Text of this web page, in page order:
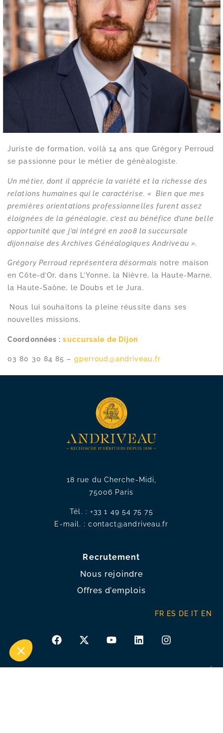
Juriste de formation, voilà 14 ans que Grégory Perroud
se passionne pour le métier de généalogiste.
Un métier, dont il apprécie la variété et la richesse des
relations humaines qui le caractérise. « Bien que mes
premières orientations professionnelles furent assez
éloignées de la généalogie, c’est au bénéfice d’une belle
opportunité que j’ai intégré en 2008 la succursale
dijonnaise des Archives Généalogiques Andriveau ».
Grégory Perroud représentera désormais notre maison
en Côte-d’Or, dans L’Yonne, la Nièvre, la Haute-Marne,
la Haute-Saône, le Doubs et le Jura.
Nous lui souhaitons la pleine réussite dans ses
nouvelles missions.
Coordonnées :succursale de Dijon
03 80 30 84 85 – gperroud@andriveau.fr
18 rue du Cherche-Midi,
75006 Paris
Tél. : +33 1 49 54 75 75
E-mail. :contact@andriveau.fr
Recrutement
Nous rejoindre
Offres d’emplois
FR ES DE IT EN